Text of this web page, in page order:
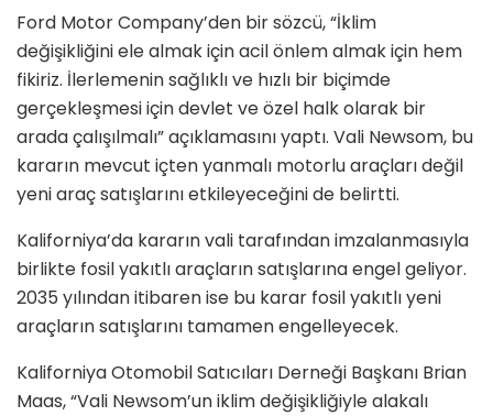
Ford Motor Company’den bir sözcü, “İklim
değişikliğini ele almak için acil önlem almak için hem
fikiriz. İlerlemenin sağlıklı ve hızlı bir biçimde
gerçekleşmesi için devlet ve özel halk olarak bir
arada çalışılmalı” açıklamasını yaptı. Vali Newsom, bu
kararın mevcut içten yanmalı motorlu araçları değil
yeni araç satışlarını etkileyeceğini de belirtti.
Kaliforniya’da kararın vali tarafından imzalanmasıyla
birlikte fosil yakıtlı araçların satışlarına engel geliyor.
2035 yılından itibaren ise bu karar fosil yakıtlı yeni
araçların satışlarını tamamen engelleyecek.
Kaliforniya Otomobil Satıcıları Derneği Başkanı Brian
Maas, “Vali Newsom’un iklim değişikliğiyle alakalı